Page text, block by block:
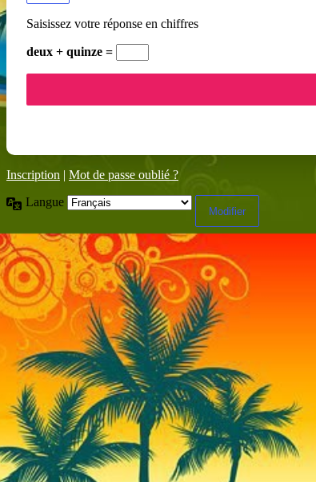
Saisissez votre réponse en chiffres
deux + quinze =
Inscription | Mot de passe oublié ?
Langue